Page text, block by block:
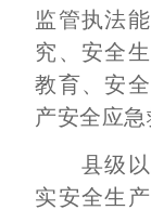
监管执法
究、安全
教育、安
产安全应急
县级以
实安全生